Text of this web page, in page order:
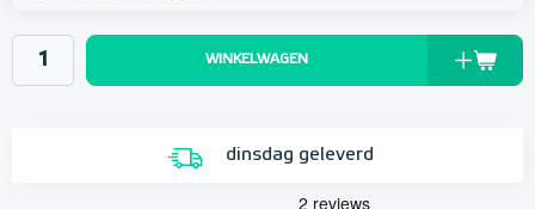
WINKELWAGEN
dinsdag geleverd